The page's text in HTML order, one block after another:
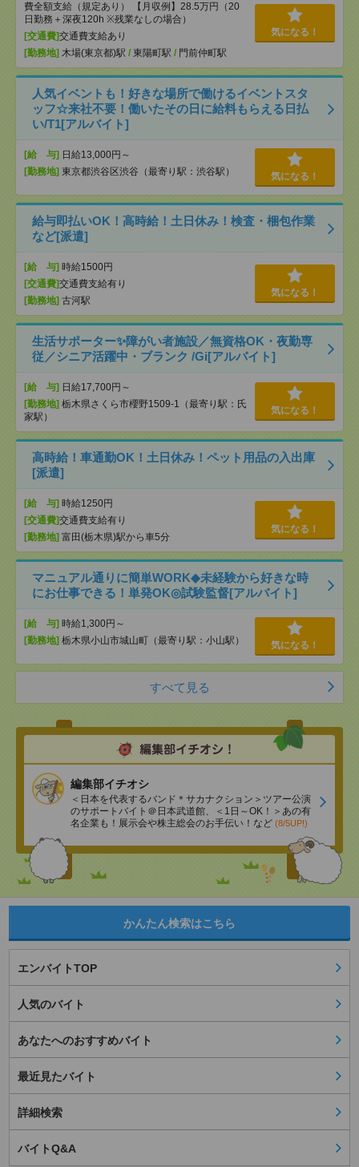
費全額支給（規定あり） 【月収例】28.5万円（20
日勤務＋深夜120h ※残業なしの場合）
[交通費]交通費支給あり
[勤務地] 木場(東京都)駅 / 東陽町駅 / 門前仲町駅
気になる！
人気イベントも！好きな場所で働けるイベントスタ
ッフ☆来社不要！働いたその日に給料もらえる日払
い/T1[アルバイト]
[給 与] 日給13,000円～
[勤務地] 東京都渋谷区渋谷（最寄り駅：渋谷駅） 気になる！
給与即払いOK！高時給！土日休み！検査・梱包作業
など[派遣]
[給 与] 時給1500円
[交通費]交通費支給有り
[勤務地] 古河駅
気になる！
生活サポーター✨障がい者施設／無資格OK・夜勤専
従／シニア活躍中・ブランク /Gi[アルバイト]
[給 与] 日給17,700円～
[勤務地] 栃木県さくら市櫻野1509-1（最寄り駅：氏
家駅）
気になる！
高時給！車通勤OK！土日休み！ペット用品の入出庫
[派遣]
[給 与] 時給1250円
[交通費]交通費支給有り
[勤務地] 富田(栃木県)駅から車5分
気になる！
マニュアル通りに簡単WORK◆未経験から好きな時
にお仕事できる！単発OK◎試験監督[アルバイト]
[給 与] 時給1,300円～
[勤務地] 栃木県小山市城山町（最寄り駅：小山駅） 気になる！
すべて見る
編集部イチオシ
＜日本を代表するバンド＊サカナクション＞ツアー公演
のサポートバイト＠日本武道館、＜1日～OK！＞あの有
名企業も！展示会や株主総会のお手伝い！など (8/5UP!)
かんたん検索はこちら
エンバイトTOP
人気のバイト
あなたへのおすすめバイト
最近見たバイト
詳細検索
バイトQ&A